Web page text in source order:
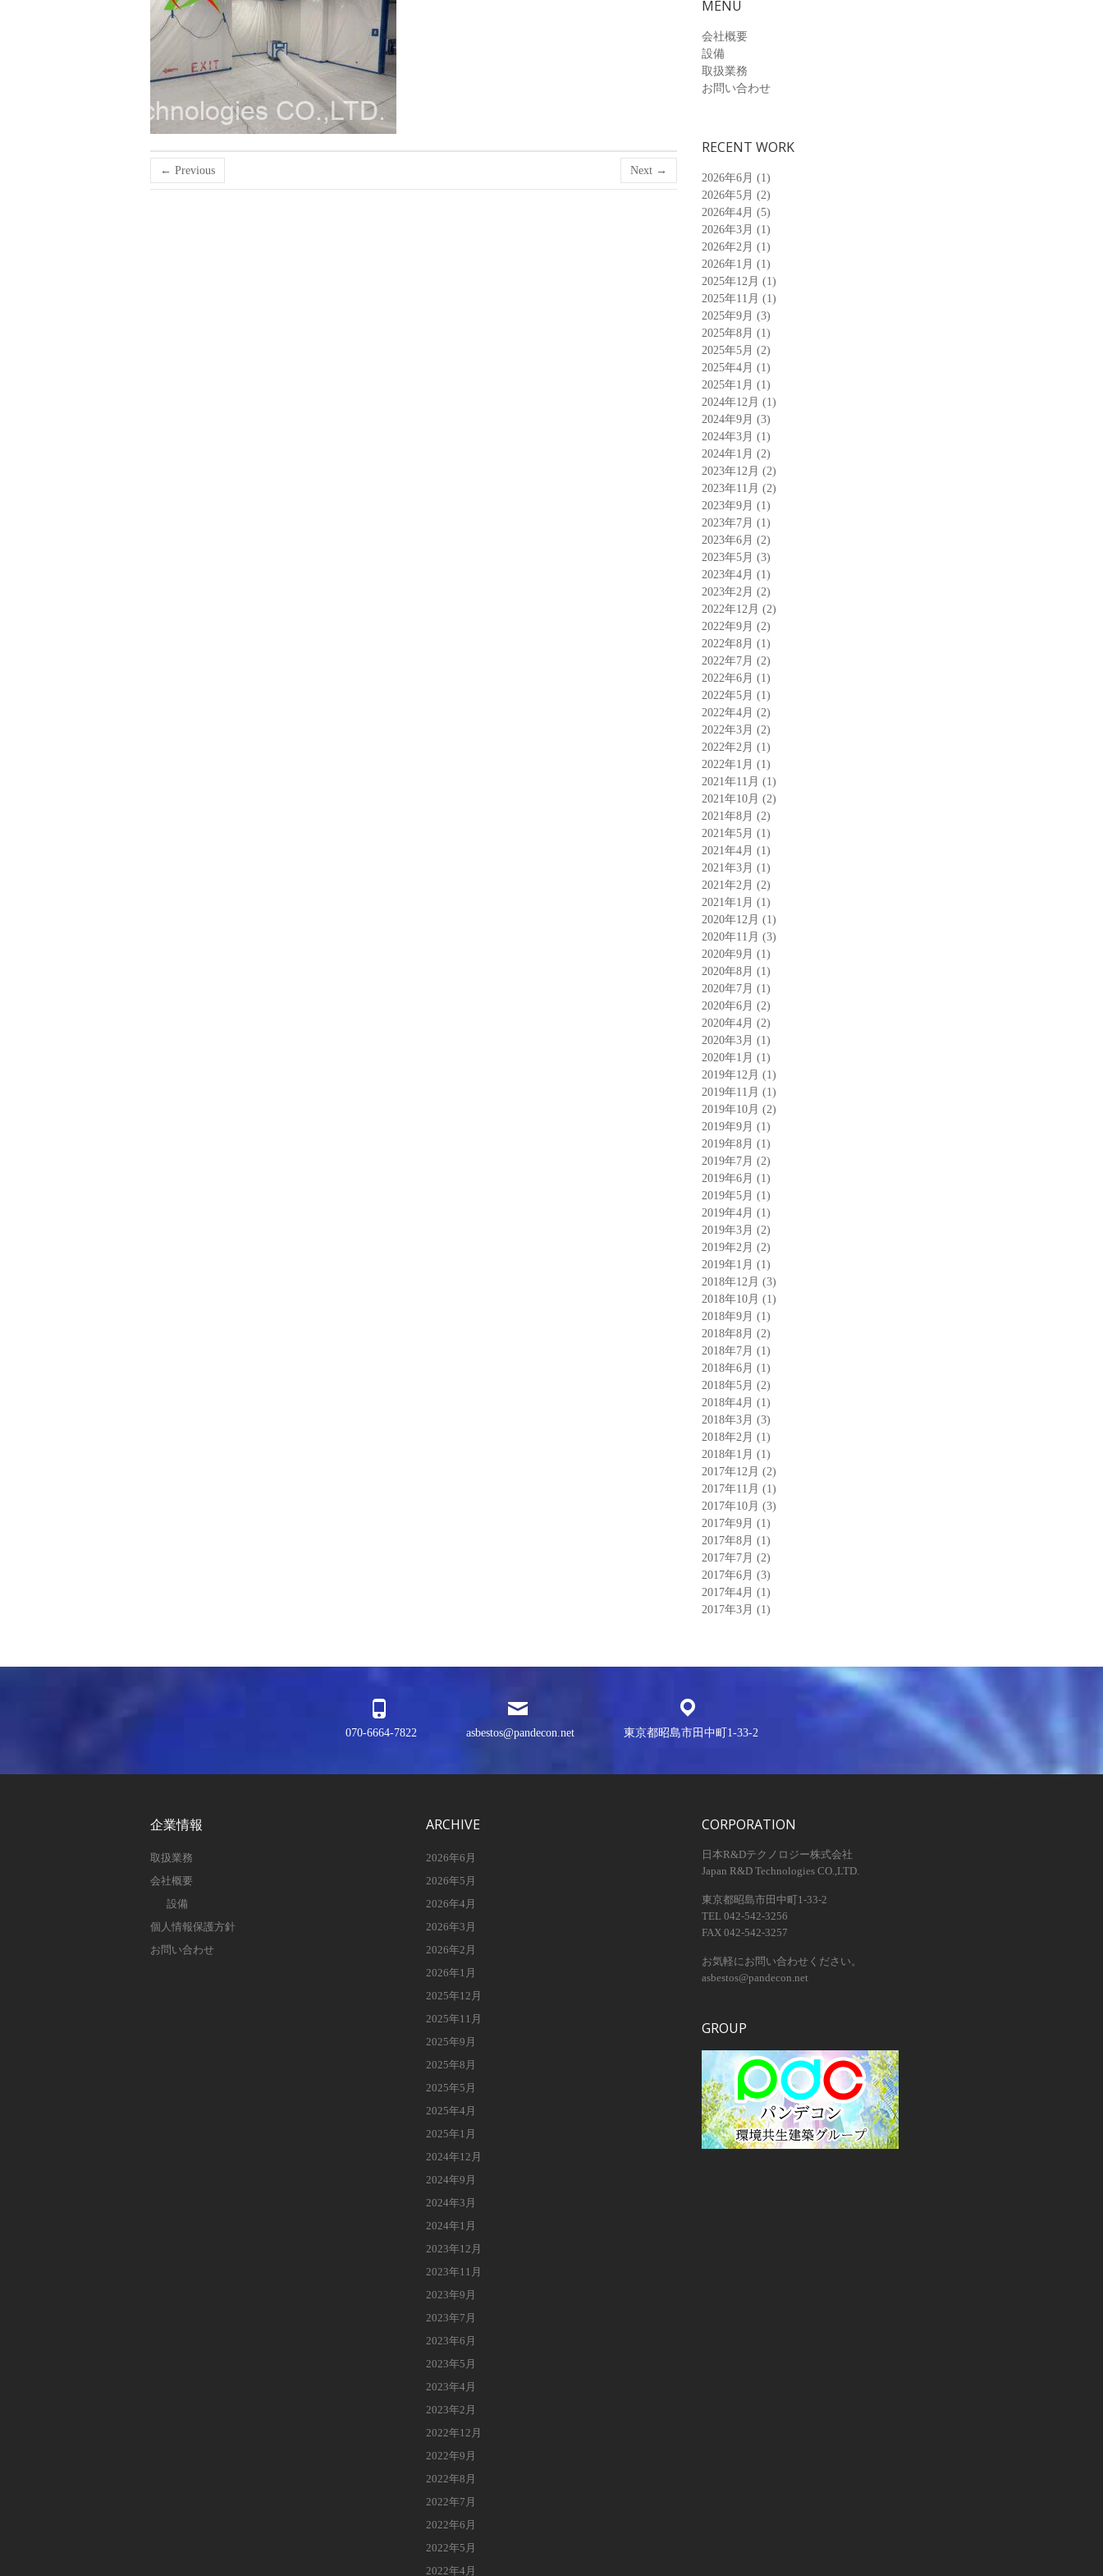
← Previous Next →
MENU
会社概要
設備
取扱業務
お問い合わせ
RECENT WORK
2026年6月 (1)
2026年5月 (2)
2026年4月 (5)
2026年3月 (1)
2026年2月 (1)
2026年1月 (1)
2025年12月 (1)
2025年11月 (1)
2025年9月 (3)
2025年8月 (1)
2025年5月 (2)
2025年4月 (1)
2025年1月 (1)
2024年12月 (1)
2024年9月 (3)
2024年3月 (1)
2024年1月 (2)
2023年12月 (2)
2023年11月 (2)
2023年9月 (1)
2023年7月 (1)
2023年6月 (2)
2023年5月 (3)
2023年4月 (1)
2023年2月 (2)
2022年12月 (2)
2022年9月 (2)
2022年8月 (1)
2022年7月 (2)
2022年6月 (1)
2022年5月 (1)
2022年4月 (2)
2022年3月 (2)
2022年2月 (1)
2022年1月 (1)
2021年11月 (1)
2021年10月 (2)
2021年8月 (2)
2021年5月 (1)
2021年4月 (1)
2021年3月 (1)
2021年2月 (2)
2021年1月 (1)
2020年12月 (1)
2020年11月 (3)
2020年9月 (1)
2020年8月 (1)
2020年7月 (1)
2020年6月 (2)
2020年4月 (2)
2020年3月 (1)
2020年1月 (1)
2019年12月 (1)
2019年11月 (1)
2019年10月 (2)
2019年9月 (1)
2019年8月 (1)
2019年7月 (2)
2019年6月 (1)
2019年5月 (1)
2019年4月 (1)
2019年3月 (2)
2019年2月 (2)
2019年1月 (1)
2018年12月 (3)
2018年10月 (1)
2018年9月 (1)
2018年8月 (2)
2018年7月 (1)
2018年6月 (1)
2018年5月 (2)
2018年4月 (1)
2018年3月 (3)
2018年2月 (1)
2018年1月 (1)
2017年12月 (2)
2017年11月 (1)
2017年10月 (3)
2017年9月 (1)
2017年8月 (1)
2017年7月 (2)
2017年6月 (3)
2017年4月 (1)
2017年3月 (1)
070-6664-7822 asbestos@pandecon.net 東京都昭島市田中町1-33-2
企業情報
取扱業務
会社概要
設備
個人情報保護方針
お問い合わせ
ARCHIVE
2026年6月
2026年5月
2026年4月
2026年3月
2026年2月
2026年1月
2025年12月
2025年11月
2025年9月
2025年8月
2025年5月
2025年4月
2025年1月
2024年12月
2024年9月
2024年3月
2024年1月
2023年12月
2023年11月
2023年9月
2023年7月
2023年6月
2023年5月
2023年4月
2023年2月
2022年12月
2022年9月
2022年8月
2022年7月
2022年6月
2022年5月
2022年4月
CORPORATION
日本R&Dテクノロジー株式会社
Japan R&D Technologies CO.,LTD.
東京都昭島市田中町1-33-2
TEL 042-542-3256
FAX 042-542-3257
お気軽にお問い合わせください。
asbestos@pandecon.net
GROUP